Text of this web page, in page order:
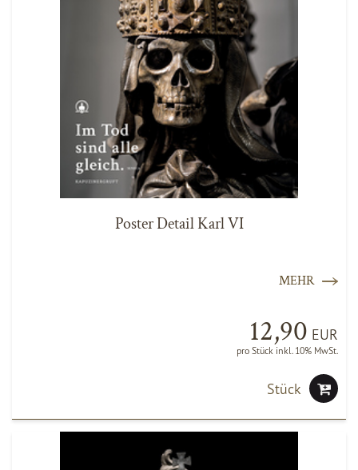
Poster Detail Karl VI
MEHR
12,90 EUR
pro Stück inkl. 10% MwSt.
Stück